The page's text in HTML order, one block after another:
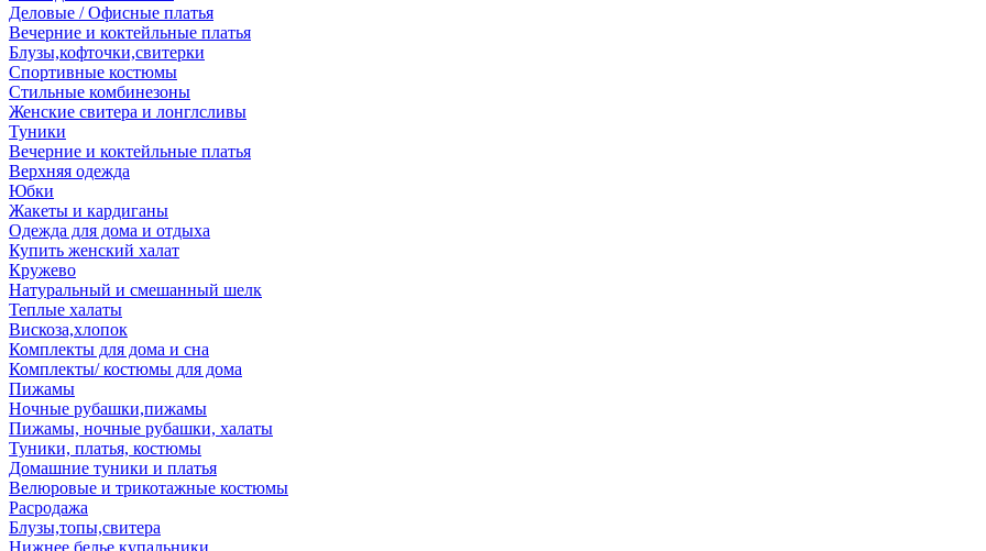
Деловые / Офисные платья
Вечерние и коктейльные платья
Блузы,кофточки,свитерки
Спортивные костюмы
Стильные комбинезоны
Женские свитера и лонглсливы
Туники
Вечерние и коктейльные платья
Верхняя одежда
Юбки
Жакеты и кардиганы
Одежда для дома и отдыха
Купить женский халат
Кружево
Натуральный и смешанный шелк
Теплые халаты
Вискоза,хлопок
Комплекты для дома и сна
Комплекты/ костюмы для дома
Пижамы
Ночные рубашки,пижамы
Пижамы, ночные рубашки, халаты
Туники, платья, костюмы
Домашние туники и платья
Велюровые и трикотажные костюмы
Расродажа
Блузы,топы,свитера
Нижнее белье,купальники